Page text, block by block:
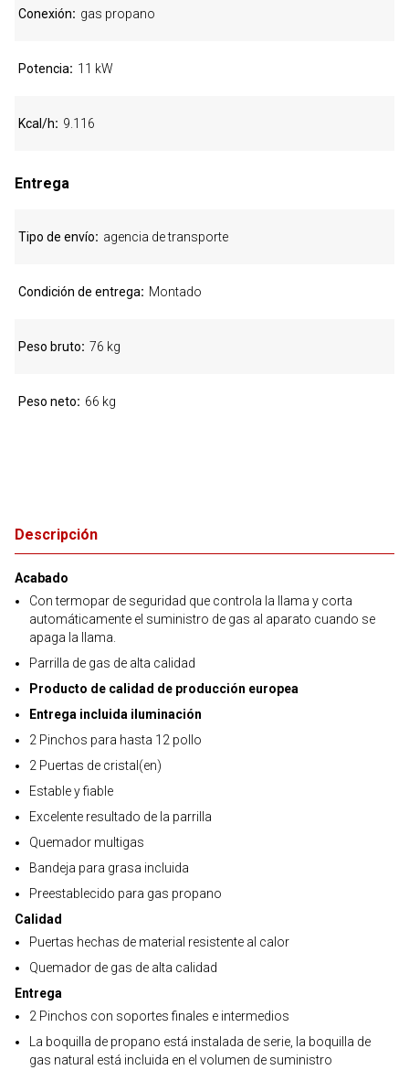
Descripción
Acabado
Con termopar de seguridad que controla la llama y corta
automáticamente el suministro de gas al aparato cuando se
apaga la llama.
Parrilla de gas de alta calidad
Producto de calidad de producción europea
Entrega incluida iluminación
2 Pinchos para hasta 12 pollo
2 Puertas de cristal(en)
Estable y fiable
Excelente resultado de la parrilla
Quemador multigas
Bandeja para grasa incluida
Preestablecido para gas propano
Calidad
Puertas hechas de material resistente al calor
Quemador de gas de alta calidad
Entrega
2 Pinchos con soportes finales e intermedios
La boquilla de propano está instalada de serie, la boquilla de
gas natural está incluida en el volumen de suministro
Conexión gas propano
Potencia 11 kW
Kcal/h 9.116
Entrega
Tipo de envío agencia de transporte
Condición de entrega Montado
Peso bruto 76 kg
Peso neto 66 kg